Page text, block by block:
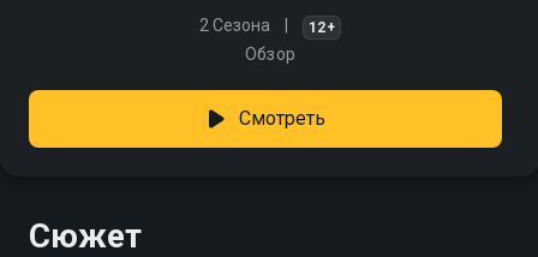
2 Сезона 12+
Обзор
Смотреть
Сюжет